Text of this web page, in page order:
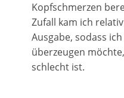
Kopfschmerzen
Zufall kam ich
Ausgabe, sodass
überzeugen
schlecht ist.